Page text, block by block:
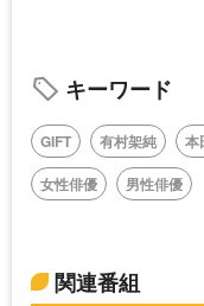
キーワード
GIFT 有村架純 本
女性俳優
男性俳優
関連番組